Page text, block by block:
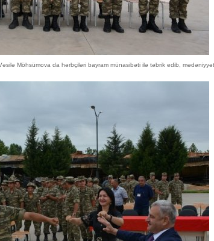
Möhsümova da hərbçiləri bayram münasibəti ilə təbrik edib,